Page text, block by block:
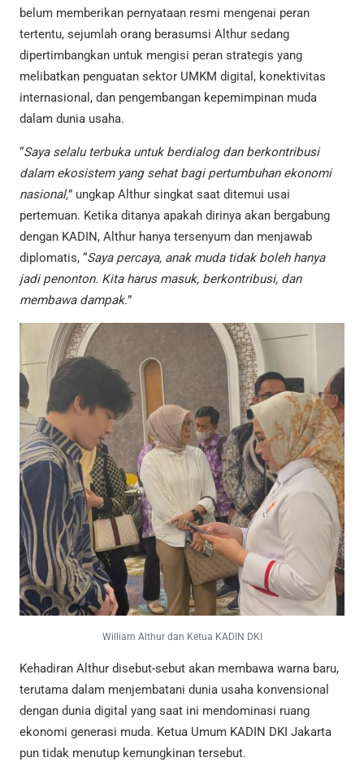
belum memberikan pernyataan resmi mengenai peran
tertentu, sejumlah orang berasumsi Althur sedang
dipertimbangkan untuk mengisi peran strategis yang
melibatkan penguatan sektor UMKM digital, konektivitas
internasional, dan pengembangan kepemimpinan muda
dalam dunia usaha.
“Saya selalu terbuka untuk berdialog dan berkontribusi
dalam ekosistem yang sehat bagi pertumbuhan ekonomi
nasional,” ungkap Althur singkat saat ditemui usai
pertemuan. Ketika ditanya apakah dirinya akan bergabung
dengan KADIN, Althur hanya tersenyum dan menjawab
diplomatis, “Saya percaya, anak muda tidak boleh hanya
jadi penonton. Kita harus masuk, berkontribusi, dan
membawa dampak.”
William Althur dan Ketua KADIN DKI
Kehadiran Althur disebut-sebut akan membawa warna baru,
terutama dalam menjembatani dunia usaha konvensional
dengan dunia digital yang saat ini mendominasi ruang
ekonomi generasi muda. Ketua Umum KADIN DKI Jakarta
pun tidak menutup kemungkinan tersebut.